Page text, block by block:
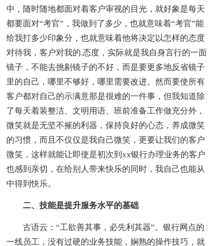
中，随时随地都面对着客户审视的目光，就好象是每天
都要面对“考官”，我做到了多少，也就意味着“考官”能
给我打多少印象分，也就意味着他将决定以怎样的态度
对待我，客户对我的.态度，实际就是我自身言行的一面
镜子，不能去挑剔镜子的不好，而是要更多地反省镜子
里的自己，哪里不够好，哪里需要改进。然而要使所有
客户都对自己的示满意那是很难的一件事，但我知道除
了每天着装整洁、文明用语、班前准备工作做充分外，
微笑就是无坚不摧的利器，保持良好的心态，养成微笑
的习惯，而且不仅仅是我自己微笑，更要让我们的客户
微笑，这样就能让即使是初次到xx银行办理业务的客户
也感到亲切，在给别人带来快乐的同时，我自己也能从
中得到快乐。
二、技能是提升服务水平的基础
古语云：“工欲善其事，必先利其器”。银行网点的
一线员工，没有过硬的业务技能，娴熟的操作技巧，就